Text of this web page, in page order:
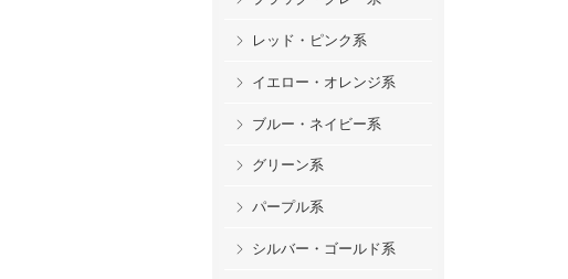
レッド・ピンク系
イエロー・オレンジ系
ブルー・ネイビー系
グリーン系
パープル系
シルバー・ゴールド系